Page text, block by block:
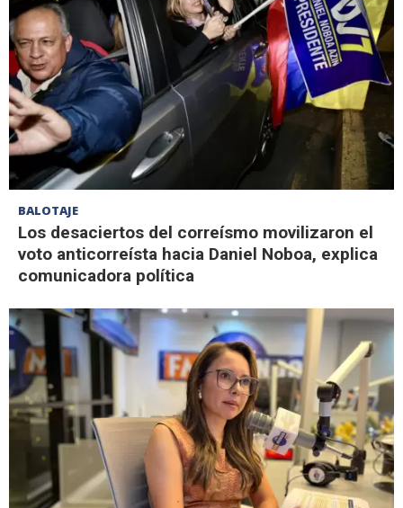
BALOTAJE
Los desaciertos del correísmo movilizaron el
voto anticorreísta hacia Daniel Noboa, explica
comunicadora política